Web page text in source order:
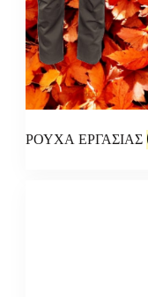
ΡΟΥΧΑ ΕΡΓΑΣΙΑΣ